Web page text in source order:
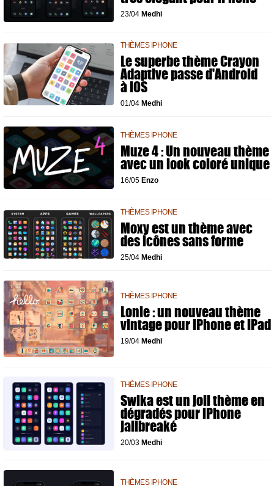
23/04 Medhi
THÈMES IPHONE
Le superbe thème Crayon
Adaptive passe d'Android
à iOS
01/04 Medhi
THÈMES IPHONE
Muze 4 : Un nouveau thème
avec un look coloré unique
16/05 Enzo
THÈMES IPHONE
Moxy est un thème avec
des icônes sans forme
25/04 Medhi
THÈMES IPHONE
Lonie : un nouveau thème
vintage pour iPhone et iPad
19/04 Medhi
THÈMES IPHONE
Swika est un joli thème en
dégradés pour iPhone
jailbreaké
20/03 Medhi
THÈMES IPHONE